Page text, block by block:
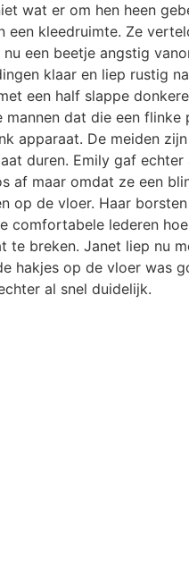
wat er om hen heen
kleedruimte. Ze
een beetje angstig
klaar en liep rustig
een half slappe
dat die een flinke
apparaat. De meiden
duren. Emily gaf
af maar omdat ze een
op de vloer. Haar
comfortabele lederen
breken. Janet liep nu
hakjes op de vloer was
al snel duidelijk.